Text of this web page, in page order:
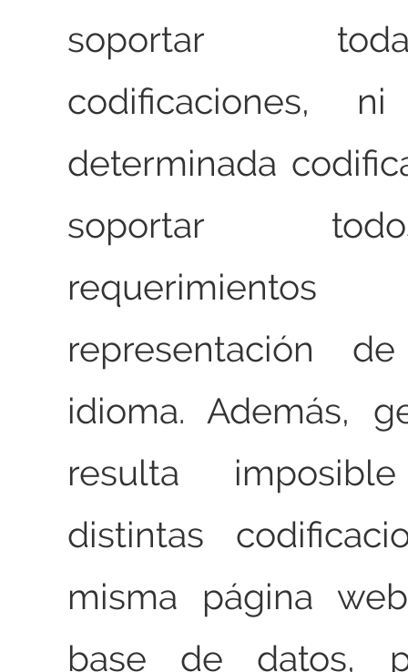
soportar
codificaciones,
determinada
soportar
representación
idioma. Además,
resulta
distintas
misma página
base de datos,